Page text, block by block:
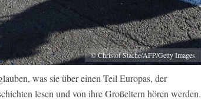
© Christof Stache/AFP/Getty Images
was sie über einen Teil Europas, der
lesen und von ihre Großeltern hören werden.